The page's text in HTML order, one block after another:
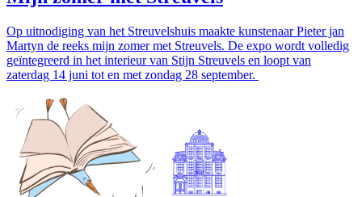
Op uitnodiging van het Streuvelshuis maakte kunstenaar Pieter jan
Martyn de reeks mijn zomer met Streuvels. De expo wordt volledig
geïntegreerd in het interieur van Stijn Streuvels en loopt van
zaterdag 14 juni tot en met zondag 28 september.